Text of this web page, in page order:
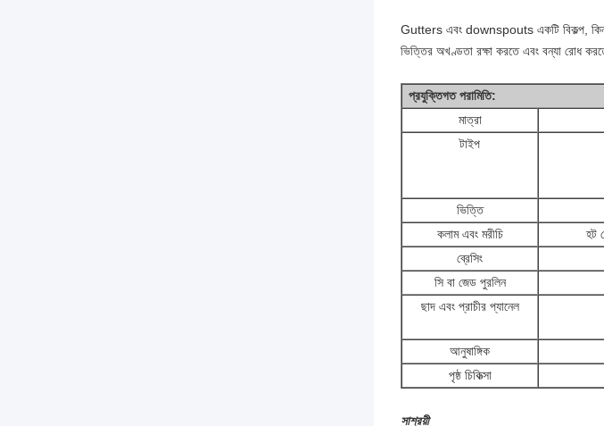
Gutters এবং downspouts একটি বিকল্প, কিন্তু
ভিত্তির অখণ্ডতা রক্ষা করতে এবং বন্যা রোধ
প্রযুক্তিগত পরামিতি:
মাত্রা
টাইপ
ভিত্তি
কলাম এবং মরীচি
হট
ব্রেসিং
সি বা জেড পুরলিন
ছাদ এবং প্রাচীর প্যানেল
আনুষাঙ্গিক
পৃষ্ঠ চিকিত্সা
সাশ্রয়ী